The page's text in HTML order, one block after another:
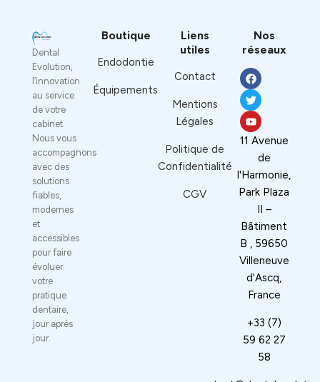
Dental
Evolution,
l’innovation
au service
de votre
cabinet.
Nous vous
accompagnons
avec des
solutions
fiables,
modernes
et
accessibles
pour faire
évoluer
votre
pratique
dentaire,
jour après
jour.
Boutique
Endodontie
Équipements
Liens
utiles
Contact
Mentions
Légales
Politique de
Confidentialité
CGV
Nos
réseaux
11 Avenue
de
l'Harmonie,
Park Plaza
II –
Bâtiment
B , 59650
Villeneuve
d'Ascq,
France
+33 (7)
59 62 27
58